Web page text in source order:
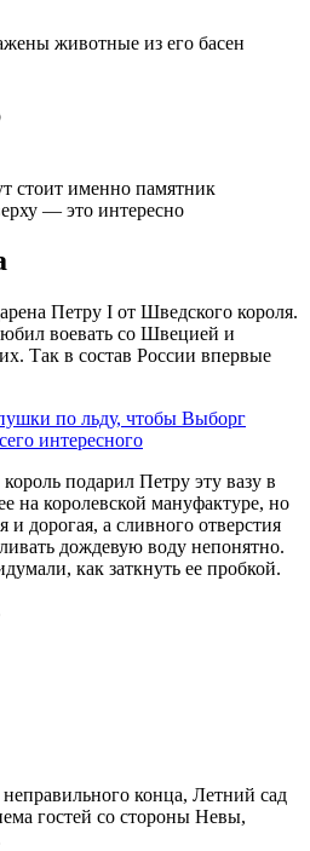
животные из его басен
стоит именно памятник
— это интересно
Петру I от Шведского короля.
воевать со Швецией и
Так в состав России впервые
по льду, чтобы Выборг
интересного
подарил Петру эту вазу в
на королевской мануфактуре, но
и дорогая, а сливного отверстия
дождевую воду непонятно.
как заткнуть ее пробкой.
конца, Летний сад
гостей со стороны Невы,